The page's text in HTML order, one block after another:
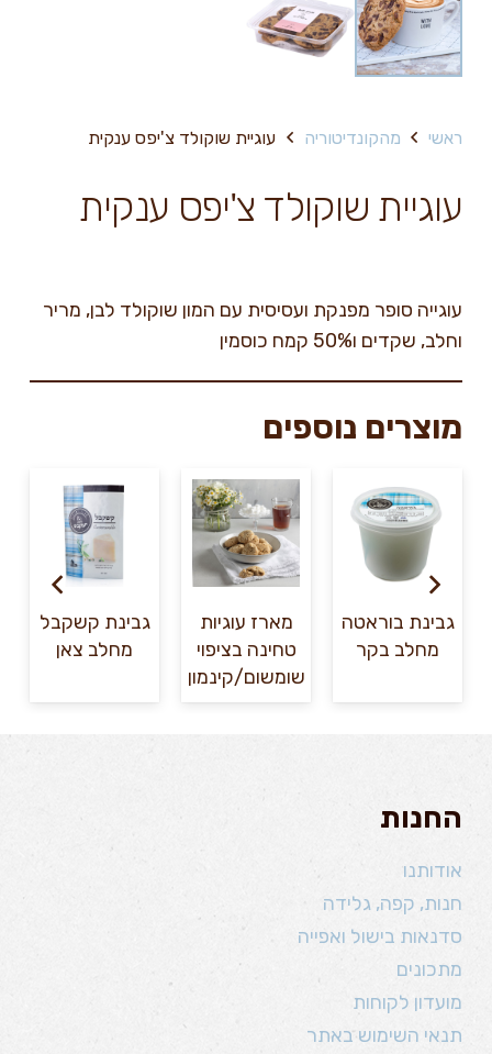
ראשי מהקונדיטוריה עוגיית שוקולד צ'יפס ענקית
עוגיית שוקולד צ'יפס ענקית
עוגייה סופר מפנקת ועסיסית עם המון שוקולד לבן, מריר
וחלב, שקדים ו50% קמח כוסמין
מוצרים נוספים
גבינת בוראטה
מחלב בקר
מארז עוגיות
טחינה בציפוי
שומשום/קינמון
גבינת קשקבל
מחלב צאן
החנות
אודותנו
חנות, קפה, גלידה
סדנאות בישול ואפייה
מתכונים
מועדון לקוחות
תנאי השימוש באתר